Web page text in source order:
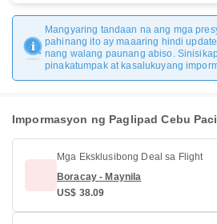
Mangyaring tandaan na ang mga
pahinang ito ay maaaring hindi
nang walang paunang abiso.
pinakatumpak at kasalukuyang
Impormasyon ng Paglipad Cebu
Mga Eksklusibong Deal sa Flight
Boracay - Maynila
US$ 38.09